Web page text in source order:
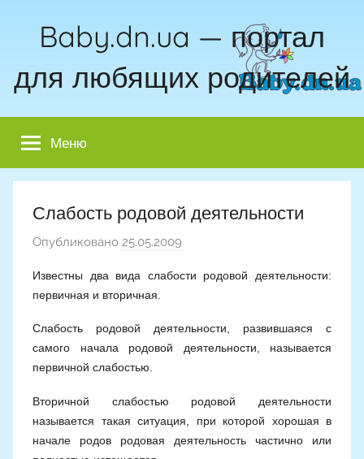
Baby.dn.ua — портал
для любящих родителей
Меню
Слабость родовой деятельности
Опубликовано 25.05.2009
т
р
о
Известны два вида слабости родовой деятельности:
первичная и вторичная.
Слабость родовой деятельности, развившаяся с
самого начала родовой деятельности, называется
первичной слабостью.
Вторичной слабостью родовой деятельности
называется такая ситуация, при которой хорошая в
начале родов родовая деятельность частично или